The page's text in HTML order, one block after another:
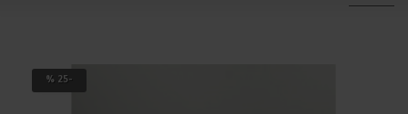
-25 %